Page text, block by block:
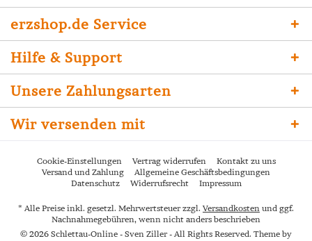
erzshop.de Service
Hilfe & Support
Unsere Zahlungsarten
Wir versenden mit
Cookie-Einstellungen Vertrag widerrufen
Kontakt zu uns
Versand und Zahlung
Allgemeine Geschäftsbedingungen
Datenschutz
Widerrufsrecht Impressum
* Alle Preise inkl. gesetzl. Mehrwertsteuer zzgl. Versandkosten und ggf.
Nachnahmegebühren, wenn nicht anders beschrieben
© 2026 Schlettau-Online - Sven Ziller - All Rights Reserved. Theme by